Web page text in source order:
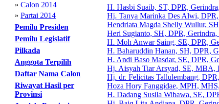
» Calon 2014
» Partai 2014
Pemilu Presiden
Pemilu Legislatif
Pilkada
Anggota Terpilih
Daftar Nama Calon
Riwayat Hasil per
Provinsi
H. Hasbi Suaib, ST, DPR,
Hj. Tanya Marinka Des Alwi,
Hendriata Magda Shelly Wullur,
Heri Sugianto, SH, DPR, Gerindra,
H. Moh Anwar Saing, SE, DPR,
H. Baharuddin Hanan, SH, DPR,
H. Andi Baso Masdar, SE, DPR,
Hj. Aisyah Tiar Arsyad, SE, MBA,
Hj. dr. Felicitas Tallulembang,
Hoza Hory Fanggidae, MPH,
H. Dadang Susila Wibawa, SE,